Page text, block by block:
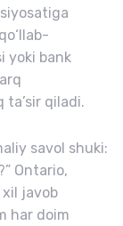
yoki bank
ta’sir qiladi.
savol shuki:
Ontario,
xil javob
har doim